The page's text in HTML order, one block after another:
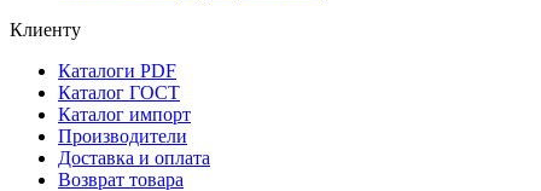
Клиенту
Каталоги PDF
Каталог ГОСТ
Каталог импорт
Производители
Доставка и оплата
Возврат товара